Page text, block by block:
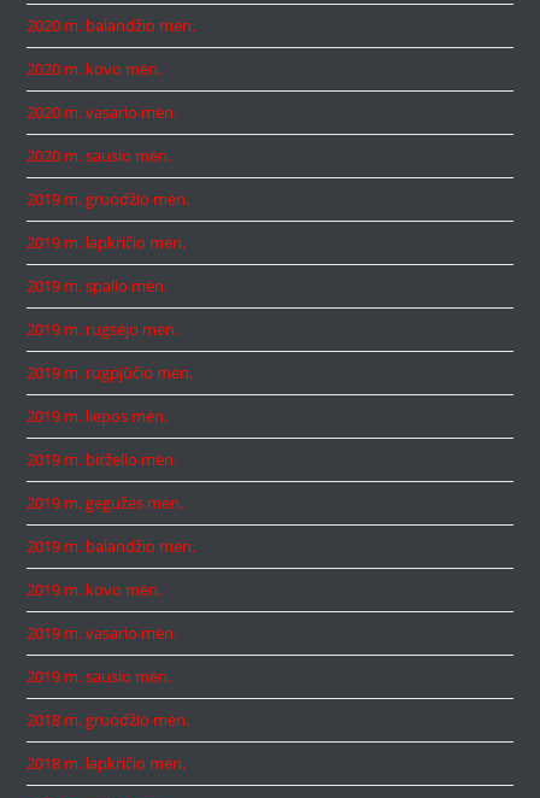
2020 m. balandžio mėn.
2020 m. kovo mėn.
2020 m. vasario mėn.
2020 m. sausio mėn.
2019 m. gruodžio mėn.
2019 m. lapkričio mėn.
2019 m. spalio mėn.
2019 m. rugsėjo mėn.
2019 m. rugpjūčio mėn.
2019 m. liepos mėn.
2019 m. birželio mėn.
2019 m. gegužės mėn.
2019 m. balandžio mėn.
2019 m. kovo mėn.
2019 m. vasario mėn.
2019 m. sausio mėn.
2018 m. gruodžio mėn.
2018 m. lapkričio mėn.